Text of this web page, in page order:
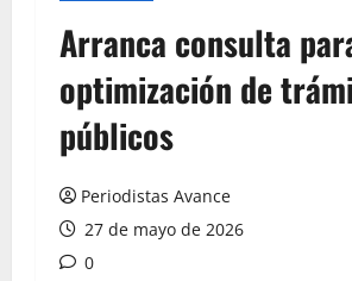
Arranca consulta
optimización de
públicos
Periodistas Avance
27 de mayo de 2026
0